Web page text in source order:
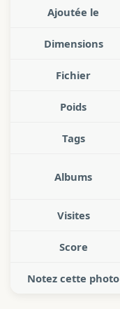
Ajoutée le
Dimensions
Fichier
Poids
Tags
Albums
Visites
Score
Notez cette photo